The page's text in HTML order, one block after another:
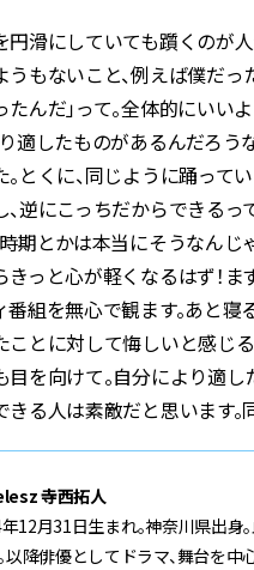
円滑にしていても躓くのが人
うもないこと、例えば僕だっ
たんだ」って。全体的にい
り適したものがあるんだろ
とくに、同じように踊って
逆にこっちだからできる
時期とかは本当にそうなん
きっと心が軽くなるはず！
組を無心で観ます。あと寝
ことに対して悔しいと感じ
目を向けて。自分により適
きる人は素敵だと思います。
寺西拓人
12月31日生まれ。神奈川県出身
以降俳優としてドラマ、舞台を中